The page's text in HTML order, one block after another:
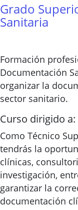
Grado
Sanitaria
Formación
Documentación
organizar la
sector sanitario.
Curso dirigido a:
Como Técnico
tendrás la
clínicas,
investigación,
garantizar la
documentación